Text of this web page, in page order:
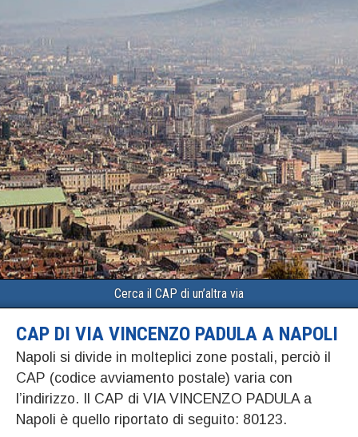
Cerca il CAP di un’altra via
CAP DI VIA VINCENZO PADULA A NAPOLI
Napoli si divide in molteplici zone postali, perciò il
CAP (codice avviamento postale) varia con
l’indirizzo. Il CAP di VIA VINCENZO PADULA a
Napoli è quello riportato di seguito: 80123.